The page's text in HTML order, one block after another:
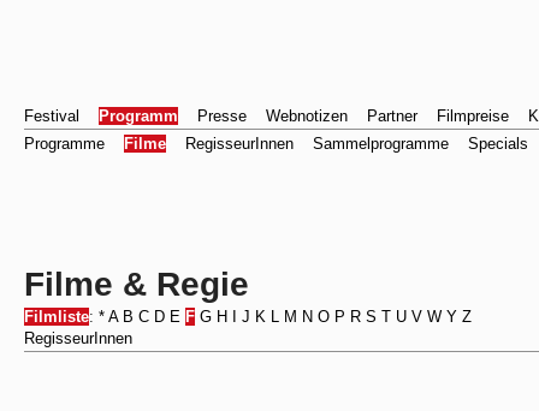
Festival Programm Presse Webnotizen Partner Filmpreise
Programme
Filme RegisseurInnen Sammelprogramme Specials
Filme & Regie
Filmliste: * A B C D E F G H J K L M N O P R S T U V W Y Z
RegisseurInnen